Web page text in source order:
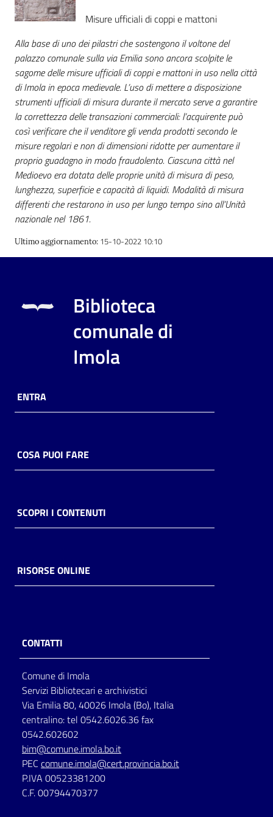
Misure ufficiali di coppi e mattoni
Alla base di uno dei pilastri che sostengono il voltone del
palazzo comunale sulla via Emilia sono ancora scolpite le
sagome delle misure ufficiali di coppi e mattoni in uso nella città
di Imola in epoca medievale. L’uso di mettere a disposizione
strumenti ufficiali di misura durante il mercato serve a garantire
la correttezza delle transazioni commerciali: l’acquirente può
così verificare che il venditore gli venda prodotti secondo le
misure regolari e non di dimensioni ridotte per aumentare il
proprio guadagno in modo fraudolento. Ciascuna città nel
Medioevo era dotata delle proprie unità di misura di peso,
lunghezza, superficie e capacità di liquidi. Modalità di misura
differenti che restarono in uso per lungo tempo sino all’Unità
nazionale nel 1861.
Ultimo aggiornamento: 15-10-2022 10:10
Biblioteca
comunale di
Imola
ENTRA
COSA PUOI FARE
SCOPRI I CONTENUTI
RISORSE ONLINE
CONTATTI
Comune di Imola
Servizi Bibliotecari e archivistici
Via Emilia 80, 40026 Imola (Bo), Italia
centralino: tel 0542.6026.36 fax
0542.602602
bim@comune.imola.bo.it
PEC comune.imola@cert.provincia.bo.it
P.IVA 00523381200
C.F. 00794470377